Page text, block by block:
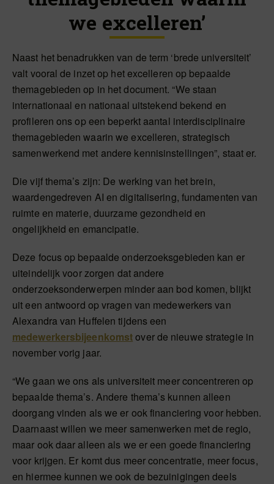
we excelleren’
Naast het benadrukken van de term ‘brede universiteit’
valt vooral de inzet op het excelleren op bepaalde
themagebieden op in het document. “We staan
internationaal en nationaal uitstekend bekend en
profileren ons op een beperkt aantal interdisciplinaire
themagebieden waarin we excelleren, strategisch
samenwerkend met andere kennisinstellingen”, staat er.
Die vijf thema’s zijn: De werking van het brein,
waardengedreven AI en digitalisering, fundamenten van
ruimte en materie, duurzame gezondheid en
ongelijkheid en emancipatie.
Deze focus op bepaalde onderzoeksgebieden kan er
uiteindelijk voor zorgen dat andere
onderzoeksonderwerpen minder aan bod komen, blijkt
uit een antwoord op vragen van medewerkers van
Alexandra van Huffelen tijdens een
medewerkersbijeenkomstover de nieuwe strategie in
november vorig jaar.
“We gaan we ons als universiteit meer concentreren op
bepaalde thema’s. Andere thema’s kunnen alleen
doorgang vinden als we er ook financiering voor hebben.
Daarnaast willen we meer samenwerken met de regio,
maar ook daar alleen als we er een goede financiering
voor krijgen. Er komt dus meer concentratie, meer focus,
en hiermee kunnen we ook de bezuinigingen deels